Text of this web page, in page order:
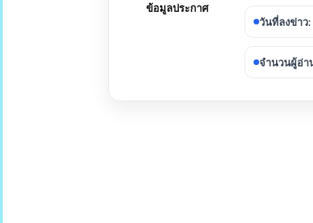
ข้อมูลประกาศ
วันที่ลงข่าว
จำนวนผู้อ่า